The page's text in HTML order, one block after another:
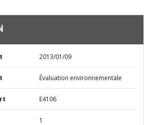
2013/01/09
Évaluation environnementale
E4106
1